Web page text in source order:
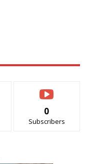
0
Subscribers